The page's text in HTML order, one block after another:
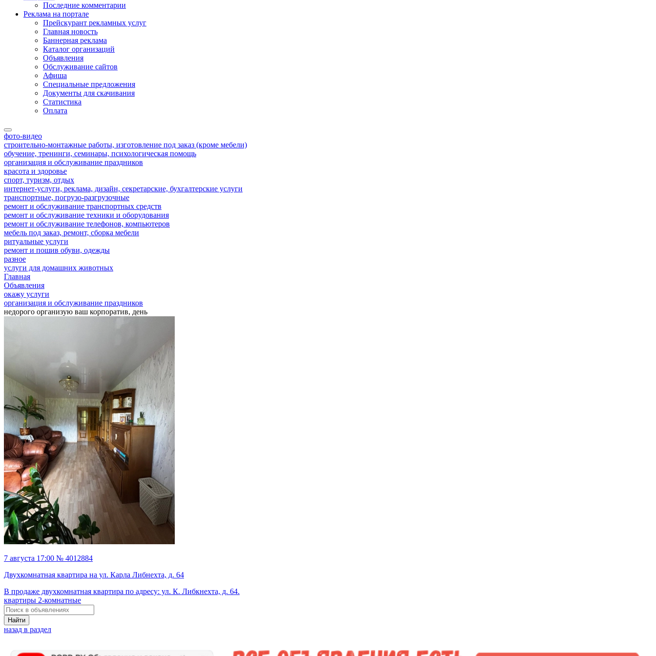
Последние комментарии
Реклама на портале
Прейскурант рекламных услуг
Главная новость
Баннерная реклама
Каталог организаций
Объявления
Обслуживание сайтов
Афиша
Специальные предложения
Документы для скачивания
Статистика
Оплата
фото-видео
строительно-монтажные работы, изготовление под заказ (кроме мебели)
обучение, тренинги, семинары, психологическая помощь
организация и обслуживание праздников
красота и здоровье
спорт, туризм, отдых
интернет-услуги, реклама, дизайн, секретарские, бухгалтерские услуги
транспортные, погрузо-разгрузочные
ремонт и обслуживание транспортных средств
ремонт и обслуживание техники и оборудования
ремонт и обслуживание телефонов, компьютеров
мебель под заказ, ремонт, сборка мебели
ритуальные услуги
ремонт и пошив обуви, одежды
разное
услуги для домашних животных
Главная
Объявления
окажу услуги
организация и обслуживание праздников
недорого организую ваш корпоратив, день
7 августа 17:00 № 4012884
Двухкомнатная квартира на ул. Карла Либнехта, д. 64
В продаже двухкомнатная квартира по адресу: ул. К. Либкнехта, д. 64.
квартиры 2-комнатные
Найти
назад в раздел